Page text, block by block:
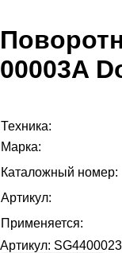
00003A
Техника:
Марка:
Каталожный номер:
Артикул:
Применяется:
Артикул: SG4400023